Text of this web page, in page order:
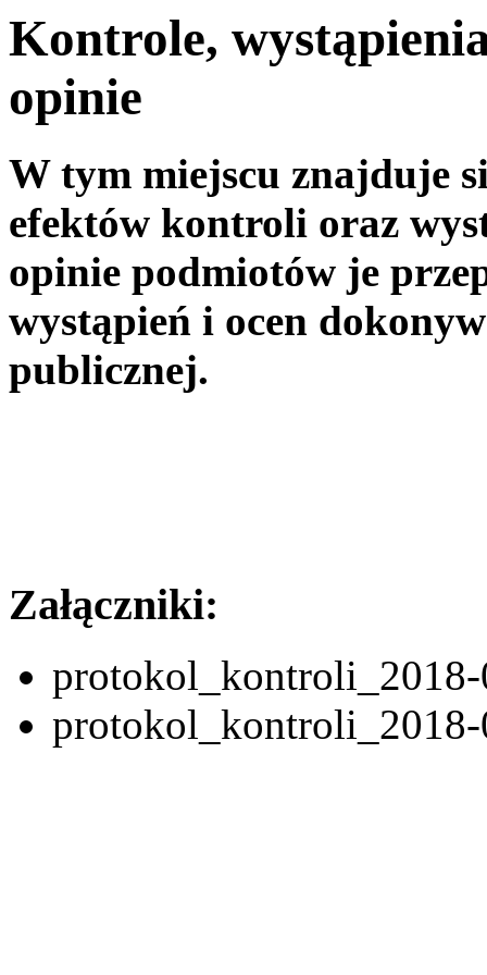
Kontrole,
opinie
W tym miejscu znajduje
efektów kontroli oraz
opinie podmiotów je
wystąpień i ocen
publicznej.
Załączniki: